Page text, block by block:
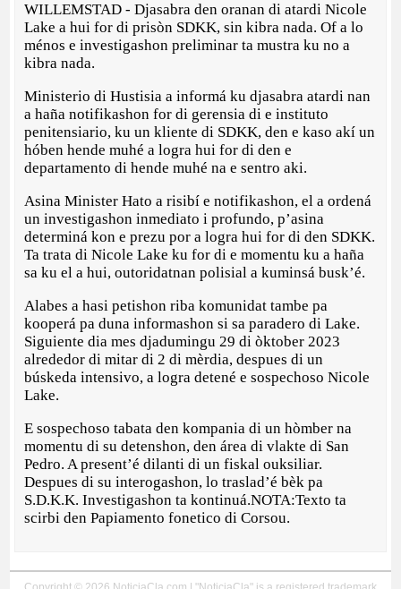
WILLEMSTAD - Djasabra den oranan di atardi Nicole
Lake a hui for di prisòn SDKK, sin kibra nada. Of a lo
ménos e investigashon preliminar ta mustra ku no a
kibra nada.
Ministerio di Hustisia a informá ku djasabra atardi nan
a haña notifikashon for di gerensia di e instituto
penitensiario, ku un kliente di SDKK, den e kaso akí un
hóben hende muhé a logra hui for di den e
departamento di hende muhé na e sentro aki.
Asina Minister Hato a risibí e notifikashon, el a ordená
un investigashon inmediato i profundo, p’asina
determiná kon e prezu por a logra hui for di den SDKK.
Ta trata di Nicole Lake ku for di e momentu ku a haña
sa ku el a hui, outoridatnan polisial a kuminsá busk’é.
Alabes a hasi petishon riba komunidat tambe pa
kooperá pa duna informashon si sa paradero di Lake.
Siguiente dia mes djadumingu 29 di òktober 2023
alrededor di mitar di 2 di mèrdia, despues di un
búskeda intensivo, a logra detené e sospechoso Nicole
Lake.
E sospechoso tabata den kompania di un hòmber na
momentu di su detenshon, den área di vlakte di San
Pedro. A present’é dilanti di un fiskal ouksiliar.
Despues di su interogashon, lo traslad’é bèk pa
S.D.K.K. Investigashon ta kontinuá.NOTA:Texto ta
scirbi den Papiamento fonetico di Corsou.